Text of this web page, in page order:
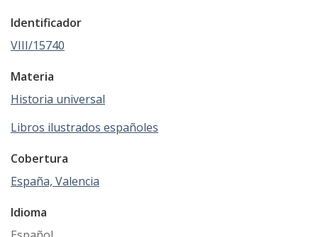
Identificador
VIII/15740
Materia
Historia universal
Libros ilustrados españoles
Cobertura
España, Valencia
Idioma